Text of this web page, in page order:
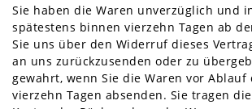
Sie haben die Waren unverzüglich und
spätestens binnen vierzehn Tagen ab
Sie uns über den Widerruf dieses
an uns zurückzusenden oder zu
gewahrt, wenn Sie die Waren vor Ablauf
vierzehn Tagen absenden. Sie tragen